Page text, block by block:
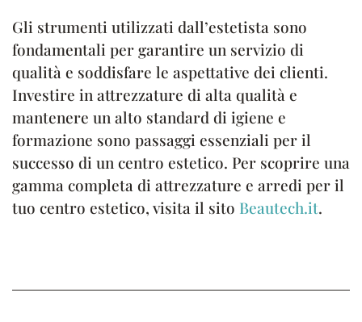
Gli strumenti utilizzati dall’estetista sono
fondamentali per garantire un servizio di
qualità e soddisfare le aspettative dei clienti.
Investire in attrezzature di alta qualità e
mantenere un alto standard di igiene e
formazione sono passaggi essenziali per il
successo di un centro estetico. Per scoprire una
gamma completa di attrezzature e arredi per il
tuo centro estetico, visita il sito Beautech.it.